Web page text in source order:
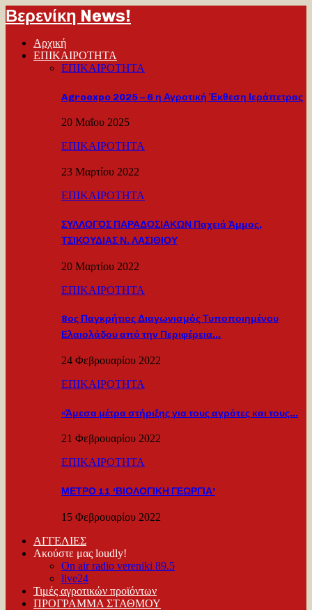
Βερενίκη News!
Αρχική
ΕΠΙΚΑΙΡΟΤΗΤΑ
ΕΠΙΚΑΙΡΟΤΗΤΑ
Agroexpo 2025 – 6 η Αγροτική Έκθεση Ιεράπετρας
20 Μαΐου 2025
ΕΠΙΚΑΙΡΟΤΗΤΑ
23 Μαρτίου 2022
ΕΠΙΚΑΙΡΟΤΗΤΑ
ΣΥΛΛΟΓΟΣ ΠΑΡΑΔΟΣΙΑΚΩΝ Παχειά Άμμος,
ΤΣΙΚΟΥΔΙΑΣ Ν. ΛΑΣΙΘΙΟΥ
20 Μαρτίου 2022
ΕΠΙΚΑΙΡΟΤΗΤΑ
8ος Παγκρήτιος Διαγωνισμός Τυποποιημένου
Ελαιολάδου από την Περιφέρεια…
24 Φεβρουαρίου 2022
ΕΠΙΚΑΙΡΟΤΗΤΑ
«Άμεσα μέτρα στήριξης για τους αγρότες και τους…
21 Φεβρουαρίου 2022
ΕΠΙΚΑΙΡΟΤΗΤΑ
ΜΕΤΡΟ 11 ‘ΒΙΟΛΟΓΙΚΗ ΓΕΩΡΓΙΑ’
15 Φεβρουαρίου 2022
ΑΓΓΕΛΙΕΣ
Ακούστε μας loudly!
On air radio vereniki 89.5
live24
Τιμές αγροτικών προϊόντων
ΠΡΟΓΡΑΜΜΑ ΣΤΑΘΜΟΥ